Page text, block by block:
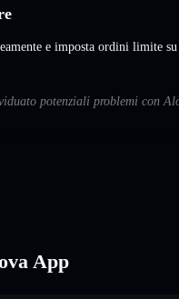
e imposta ordini limite su
potenziali problemi con
App